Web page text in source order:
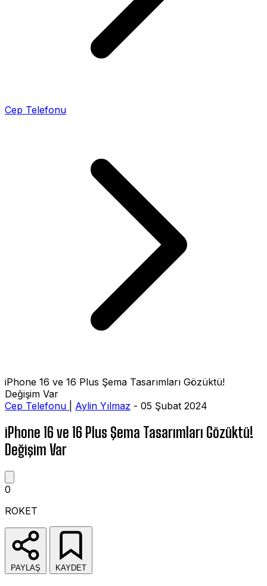
Cep Telefonu
iPhone 16 ve 16 Plus Şema Tasarımları Gözüktü!
Değişim Var
Cep Telefonu
Aylin Yılmaz - 05 Şubat 2024
iPhone 16 ve 16 Plus Şema Tasarımları Gözüktü!
Değişim Var
0
ROKET
PAYLAŞ KAYDET